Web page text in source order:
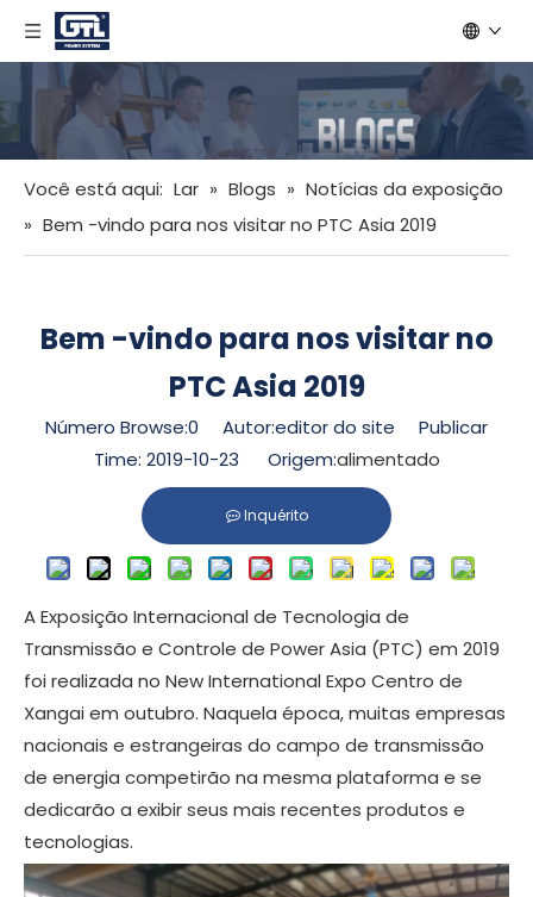
Você está aqui: Lar » Blogs » Notícias da exposição
» Bem -vindo para nos visitar no PTC Asia 2019
Bem -vindo para nos visitar no
PTC Asia 2019
Número Browse:0 Autor:editor do site Publicar
Time: 2019-10-23 Origem:alimentado
Inquérito
A Exposição Internacional de Tecnologia de
Transmissão e Controle de Power Asia (PTC) em 2019
foi realizada no New International Expo Centro de
Xangai em outubro. Naquela época, muitas empresas
nacionais e estrangeiras do campo de transmissão
de energia competirão na mesma plataforma e se
dedicarão a exibir seus mais recentes produtos e
tecnologias.